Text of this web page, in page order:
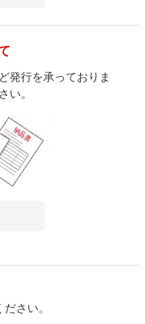
発行を承っておりま
い。
さい。